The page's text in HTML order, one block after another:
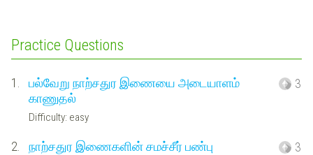
Practice Questions
1.
பல்வேறு நாற்சதுர இணையை அடையாளம்
காணுதல்
Difficulty: easy
3
2. நாற்சதுர இணைகளின் சமச்சீர் பண்பு 3